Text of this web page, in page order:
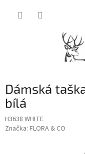
Dámská
bílá
H3638 WHITE
Značka: FLORA & CO